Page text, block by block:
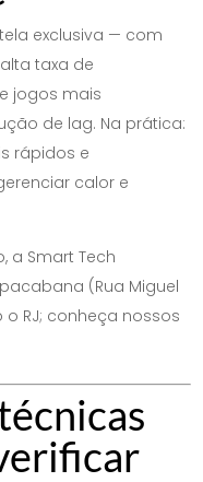
exclusiva — com
taxa de
jogos mais
de lag. Na prática:
rápidos e
calor e
a Smart Tech
(Rua Miguel
o RJ; conheça nossos